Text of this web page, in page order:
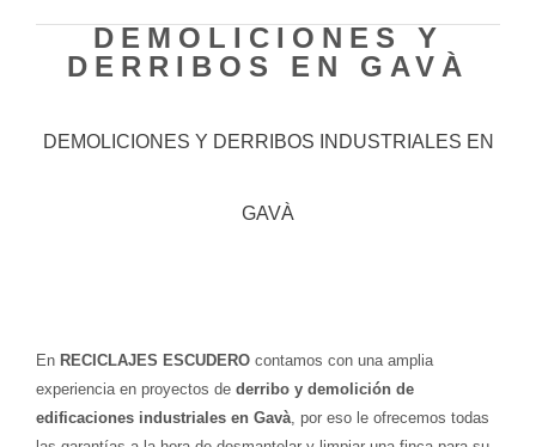
DEMOLICIONES Y
DERRIBOS EN GAVÀ
DEMOLICIONES Y DERRIBOS INDUSTRIALES EN
GAVÀ
En RECICLAJES ESCUDERO contamos con una amplia
experiencia en proyectos de derribo y demolición de
edificaciones industriales en Gavà, por eso le ofrecemos todas